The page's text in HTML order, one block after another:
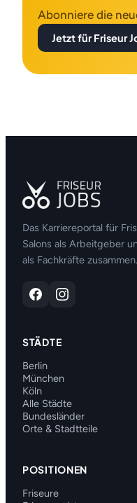
Abonniere die
Jetzt für Friseur
Das Karriereportal für
Salons als Arbeitgeber
als Fachkräfte zusammen.
STÄDTE
Berlin
München
Köln
Alle Städte
Bundesländer
Orte & Stadtteile
POSITIONEN
Friseure